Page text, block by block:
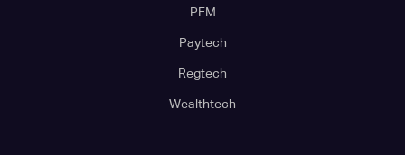
PFM
Paytech
Regtech
Wealthtech